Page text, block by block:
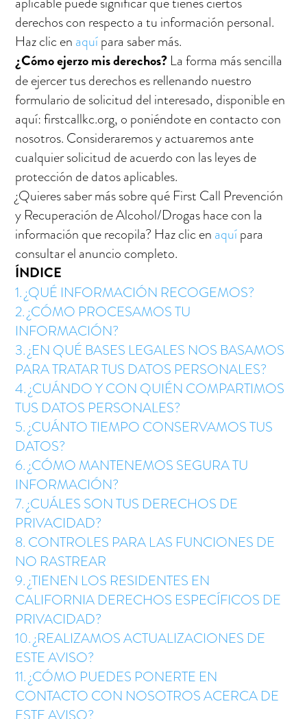
derechos con respecto a tu información personal.
Haz clic en aquípara saber más.
¿Cómo ejerzo mis derechos? La forma más sencilla
de ejercer tus derechos es rellenando nuestro
formulario de solicitud del interesado, disponible en
aquí:firstcallkc.org, o poniéndote en contacto con
nosotros. Consideraremos y actuaremos ante
cualquier solicitud de acuerdo con las leyes de
protección de datos aplicables.
¿Quieres saber más sobre qué First Call Prevención
y Recuperación de Alcohol/Drogashace con la
información que recopila? Haz clic en aquípara
consultar el anuncio completo.
ÍNDICE
1. ¿QUÉ INFORMACIÓN RECOGEMOS?
2. ¿CÓMO PROCESAMOS TU
INFORMACIÓN?
3. ¿EN QUÉ BASES LEGALES NOS BASAMOS
PARA TRATAR TUS DATOS PERSONALES?
4. ¿CUÁNDO Y CON QUIÉN COMPARTIMOS
TUS DATOS PERSONALES?
5. ¿CUÁNTO TIEMPO CONSERVAMOS TUS
DATOS?
6. ¿CÓMO MANTENEMOS SEGURA TU
INFORMACIÓN?
7. ¿CUÁLES SON TUS DERECHOS DE
PRIVACIDAD?
8. CONTROLES PARA LAS FUNCIONES DE
NO RASTREAR
9. ¿TIENEN LOS RESIDENTES EN
CALIFORNIA DERECHOS ESPECÍFICOS DE
PRIVACIDAD?
10. ¿REALIZAMOS ACTUALIZACIONES DE
ESTE AVISO?
11. ¿CÓMO PUEDES PONERTE EN
CONTACTO CON NOSOTROS ACERCA DE
ESTE AVISO?